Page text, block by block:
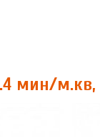
мин/м.кв,